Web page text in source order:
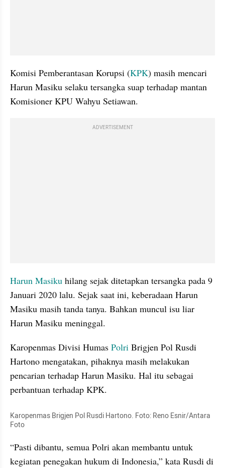
Komisi Pemberantasan Korupsi (KPK) masih mencari
Harun Masiku selaku tersangka suap terhadap mantan
Komisioner KPU Wahyu Setiawan.
ADVERTISEMENT
Harun Masiku hilang sejak ditetapkan tersangka pada 9
Januari 2020 lalu. Sejak saat ini, keberadaan Harun
Masiku masih tanda tanya. Bahkan muncul isu liar
Harun Masiku meninggal.
Karopenmas Divisi Humas Polri Brigjen Pol Rusdi
Hartono mengatakan, pihaknya masih melakukan
pencarian terhadap Harun Masiku. Hal itu sebagai
perbantuan terhadap KPK.
Karopenmas Brigjen Pol Rusdi Hartono. Foto: Reno Esnir/Antara
Foto
“Pasti dibantu, semua Polri akan membantu untuk
kegiatan penegakan hukum di Indonesia,” kata Rusdi di